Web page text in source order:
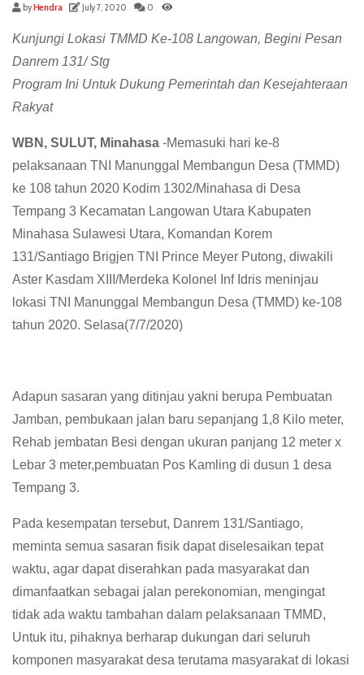
byHendra July 7, 2020 0
Kunjungi Lokasi TMMD Ke-108 Langowan, Begini Pesan
Danrem 131/ Stg
Program Ini Untuk Dukung Pemerintah dan Kesejahteraan
Rakyat
WBN, SULUT, Minahasa -Memasuki hari ke-8
pelaksanaan TNI Manunggal Membangun Desa (TMMD)
ke 108 tahun 2020 Kodim 1302/Minahasa di Desa
Tempang 3 Kecamatan Langowan Utara Kabupaten
Minahasa Sulawesi Utara, Komandan Korem
131/Santiago Brigjen TNI Prince Meyer Putong, diwakili
Aster Kasdam XIII/Merdeka Kolonel Inf Idris meninjau
lokasi TNI Manunggal Membangun Desa (TMMD) ke-108
tahun 2020. Selasa(7/7/2020)
Adapun sasaran yang ditinjau yakni berupa Pembuatan
Jamban, pembukaan jalan baru sepanjang 1,8 Kilo meter,
Rehab jembatan Besi dengan ukuran panjang 12 meter x
Lebar 3 meter,pembuatan Pos Kamling di dusun 1 desa
Tempang 3.
Pada kesempatan tersebut, Danrem 131/Santiago,
meminta semua sasaran fisik dapat diselesaikan tepat
waktu, agar dapat diserahkan pada masyarakat dan
dimanfaatkan sebagai jalan perekonomian, mengingat
tidak ada waktu tambahan dalam pelaksanaan TMMD,
Untuk itu, pihaknya berharap dukungan dari seluruh
komponen masyarakat desa terutama masyarakat di lokasi